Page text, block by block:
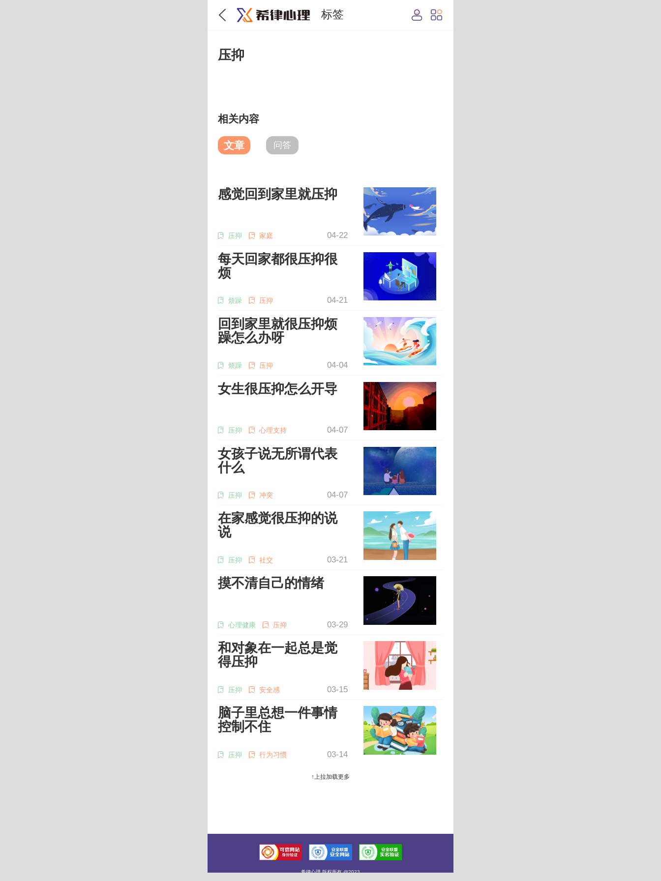
标签
压抑
相关内容
文章 问答
感觉回到家里就压抑
压抑 家庭 04-22
每天回家都很压抑很
烦
烦躁 压抑 04-21
回到家里就很压抑烦
躁怎么办呀
烦躁 压抑 04-04
女生很压抑怎么开导
压抑 心理支持 04-07
女孩子说无所谓代表
什么
压抑 冲突 04-07
在家感觉很压抑的说
说
压抑 社交 03-21
摸不清自己的情绪
心理健康 压抑 03-29
和对象在一起总是觉
得压抑
压抑 安全感 03-15
脑子里总想一件事情
控制不住
压抑 行为习惯 03-14
↑上拉加载更多
希律心理 版权所有 @2023